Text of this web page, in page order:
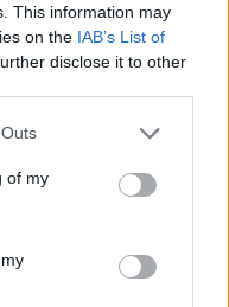
This information may
on the IAB’s List of
disclose it to other
one or more Google
You may click to
its third-party tags to
in below Google
of my